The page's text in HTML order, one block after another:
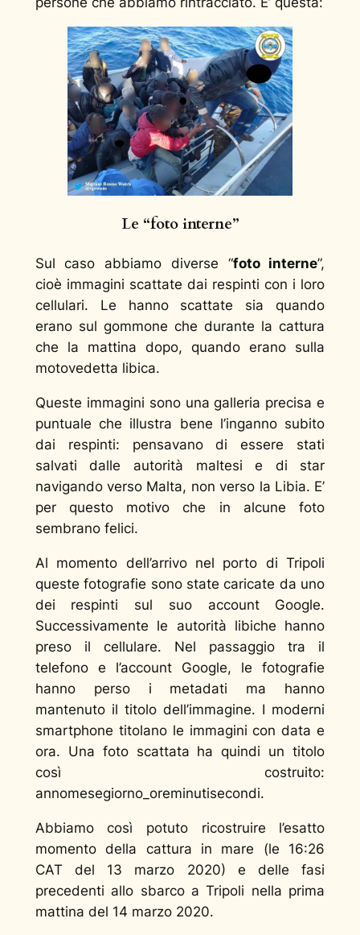
Le “foto interne”
Sul caso abbiamo diverse “foto interne”,
cioè immagini scattate dai respinti con i loro
cellulari. Le hanno scattate sia quando
erano sul gommone che durante la cattura
che la mattina dopo, quando erano sulla
motovedetta libica.
Queste immagini sono una galleria precisa e
puntuale che illustra bene l’inganno subito
dai respinti: pensavano di essere stati
salvati dalle autorità maltesi e di star
navigando verso Malta, non verso la Libia. E’
per questo motivo che in alcune foto
sembrano felici.
Al momento dell’arrivo nel porto di Tripoli
queste fotografie sono state caricate da uno
dei respinti sul suo account Google.
Successivamente le autorità libiche hanno
preso il cellulare. Nel passaggio tra il
telefono e l’account Google, le fotografie
hanno perso i metadati ma hanno
mantenuto il titolo dell’immagine. I moderni
smartphone titolano le immagini con data e
ora. Una foto scattata ha quindi un titolo
così costruito:
annomesegiorno_oreminutisecondi.
Abbiamo così potuto ricostruire l’esatto
momento della cattura in mare (le 16:26
CAT del 13 marzo 2020) e delle fasi
precedenti allo sbarco a Tripoli nella prima
mattina del 14 marzo 2020.